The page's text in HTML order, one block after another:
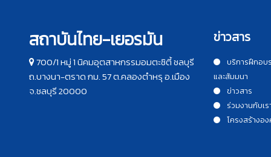
สถาบันไทย-เยอรมัน
700/1 หมู่ 1 นิคมอุตสาหกรรมอมตะซิตี้ ชลบุรี
ถ.บางนา-ตราด กม. 57 ต.คลองตำหรุ อ.เมือง
จ.ชลบุรี 20000
ข่าวสาร
บริการฝึกอบ
และสัมมนา
ข่าวสาร
ร่วมงานกับเร
โครงสร้างอ